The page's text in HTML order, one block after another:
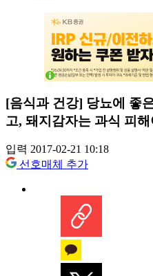
[음식과 건강] 당뇨에 좋
고, 돼지감자는 과식 피해
입력 2017-02-21 10:18
선호매체 추가